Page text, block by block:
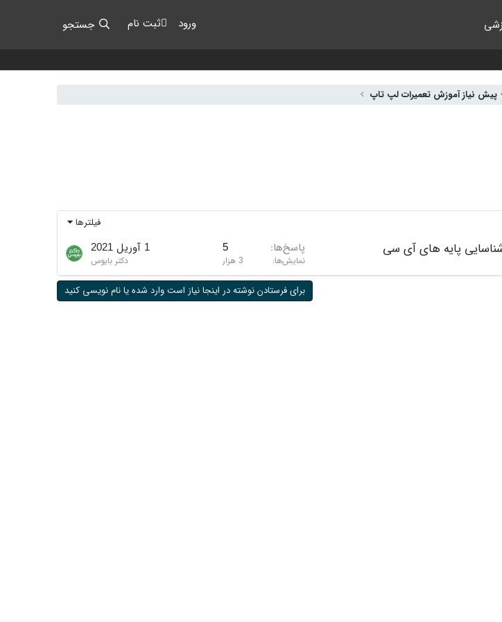
ورود ثبت نام جستجو
پیش نیاز آموزش تعمیرات لپ تاپ
فیلترها
پایه های آی سی پاسخ‌ها 5
نمایش‌ها 3 هزار
1 آوریل 2021
دکتر بایوس
برای فرستادن نوشته در اینجا نیاز است وارد شده یا نام نویسی کنید